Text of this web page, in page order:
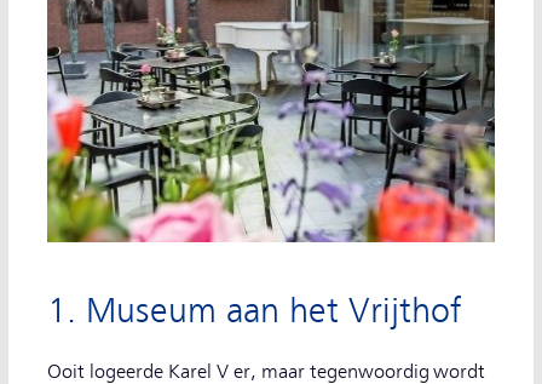
1. Museum aan het Vrijthof
Ooit logeerde Karel V er, maar tegenwoordig wordt